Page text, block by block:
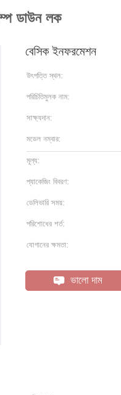
ডাউন লক
বেসিক ইনফরমেশন
উৎপত্তি স্থল:
পরিচিতিমুলক নাম:
সাক্ষ্যদান:
মডেল নম্বার:
মূল্য:
প্যাকেজিং বিবরণ:
ডেলিভারি সময়:
পরিশোধের শর্ত:
যোগানের ক্ষমতা:
ভালো দাম